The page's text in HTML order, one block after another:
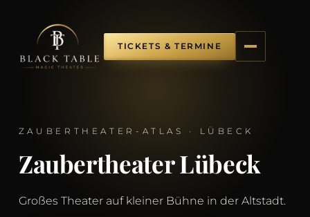
TICKETS & TERMINE
ZAUBERTHEATER-ATLAS · LÜBECK
Zaubertheater Lübeck
Großes Theater auf kleiner Bühne in der Altstadt.